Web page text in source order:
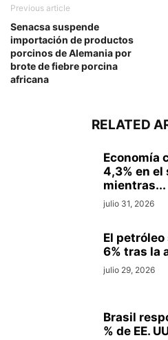
Previous article
Senacsa suspende
importación de productos
porcinos de Alemania por
brote de fiebre porcina
africana
RELATED
Economía
4,3% en
mientras...
julio 31, 2026
El
6% tras la
julio 29, 2026
Brasil
% de EE.